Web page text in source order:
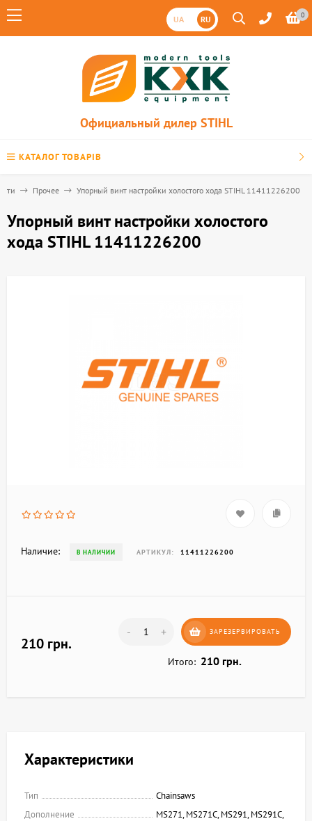
UA RU 0
Официальный дилер STIHL
КАТАЛОГ ТОВАРІВ
Прочее Упорный винт настройки холостого хода STIHL 11411226200
Упорный винт настройки холостого
хода STIHL 11411226200
Наличие: В НАЛИЧИИ АРТИКУЛ: 11411226200
210 грн.
- + ЗАРЕЗЕРВИРОВАТЬ
Итого: 210 грн.
Характеристики
Тип
Chainsaws
Дополнение
MS271, MS271C, MS291, MS291C,